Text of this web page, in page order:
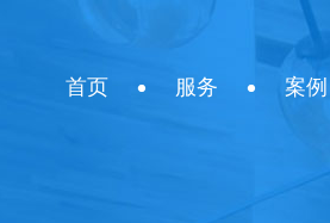
首页 服务 案例